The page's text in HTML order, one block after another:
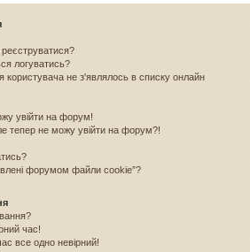
реєструватися?
логуватись?
користувача не з'являлось в списку онлайн
увійти на форум!
тепер не можу увійти на форум?!
форумом файли cookie”?
час!
все одно невірний!